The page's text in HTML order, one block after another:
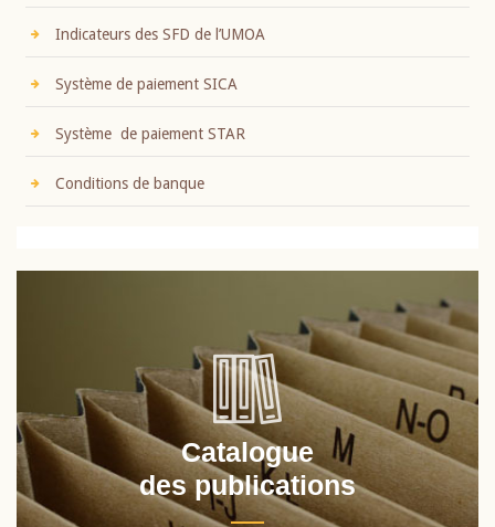
Indicateurs des SFD de l’UMOA
Système de paiement SICA
Système de paiement STAR
Conditions de banque
Catalogue
des publications